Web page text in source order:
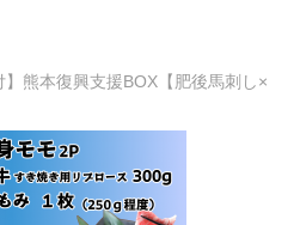
】熊本復興支援BOX【肥後馬刺し×